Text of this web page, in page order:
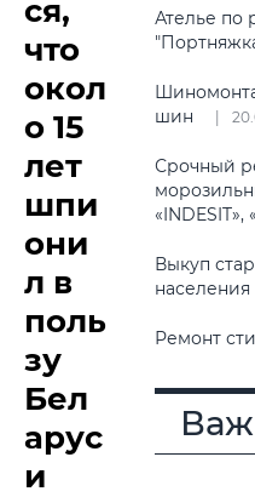
ся,
что
окол
о 15
лет
шпи
они
л в
поль
зу
Бел
арус
и
Ателье по
шин
Срочный
«INDESIT»,
Выкуп
населения
Ремонт